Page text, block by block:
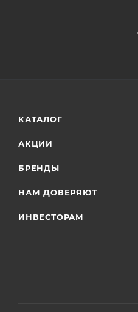
КАТАЛОГ
АКЦИИ
БРЕНДЫ
НАМ ДОВЕРЯЮТ
ИНВЕСТОРАМ